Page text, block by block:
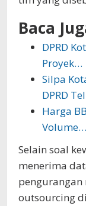
Baca
DPRD
Proyek…
Silpa
DPRD
Harga
Volume…
Selain soal
menerima
pengurangan
outsourcing